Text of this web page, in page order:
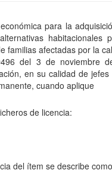
para la
habitacionales
familias afectadas por la
del 3 de noviembre
en su calidad de
cuando aplique
de licencia:
del ítem se describe